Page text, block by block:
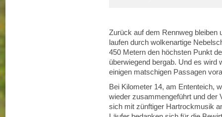
Zurück auf dem Rennweg bleiben
laufen durch wolkenartige
450 Metern den höchsten Punkt
überwiegend bergab. Und es wird
einigen matschigen Passagen
Bei Kilometer 14, am Ententeich,
wieder zusammengeführt und der
sich mit zünftiger Hartrockmusik